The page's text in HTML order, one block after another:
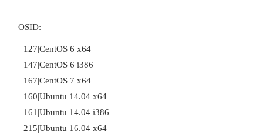
OSID:
127|CentOS 6 x64
147|CentOS 6 i386
167|CentOS 7 x64
160|Ubuntu 14.04 x64
161|Ubuntu 14.04 i386
215|Ubuntu 16.04 x64